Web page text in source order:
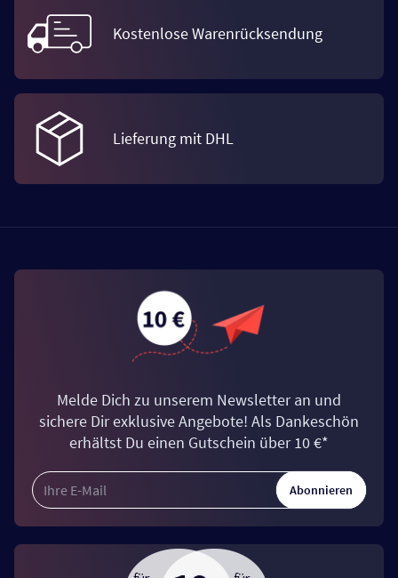
Kostenlose Warenrücksendung
Lieferung mit DHL
Melde Dich zu unserem Newsletter an und
sichere Dir exklusive Angebote! Als Dankeschön
erhältst Du einen Gutschein über 10 €*
Abonnieren